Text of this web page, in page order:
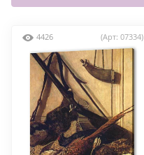
4426 (Арт: 07334)